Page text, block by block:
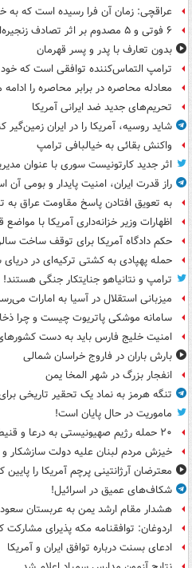
عراقچی: زمان آن فرا رسیده است که به
۶ فوتی و ۵ مصدوم بر اثر تصادف زنجیره‌ای
بدون تعارف با پدر و پسر قهرمان
ترامپ التماس‌کننده توافقی است که خود
معادله محاصره در برابر محاصره را
تحریم‌های جدید ضد ایرانی آمریکا
شاید روسیه، آمریکا را در ایران زمین‌گیر
واکنش بقائی به خیالبافی ترامپ
اثر جدید کارتونیست سوری با عنوان
راز قدرت ایران، امنیت پایدار و بومی آن
به تعویق افتادن پاسخ مقاومت عراق به
اظهارات وزیر خزانه‌داری آمریکا با
حکم دادگاه آمریکا برای توقف ساخت
حمله پهپادی به کشتی ترکیه‌ای در دریای
ترامپ و نتانیاهو جنایتکار جنگی هستند!
میزبانی استقلال در آسیا به امارات
سامانه موشکی پاتریوت چیست و چرا
امنیت خلیج فارس باید به دست
بارش باران در فاروج خراسان شمالی
انفجار بزرگ در شهر المخا یمن
تنگه هرمز به نماد یک تحقیر تاریخی
ماموریت در حال پایان است!
۲۰ حمله رژیم صهیونیستی به درعا و قنیطره در یک هفته
خیزش مردم لبنان علیه دولت سازشکار
معترضان آرژانتینی پرچم آمریکا را پایین
شکاف‌های عمیق در اسرائیل!
هشدار مقام ارشد یمن به عربستان
اردوغان: توافقنامه مکه پذیرای
ادعای بسنت درباره توافق ایران و آمریکا